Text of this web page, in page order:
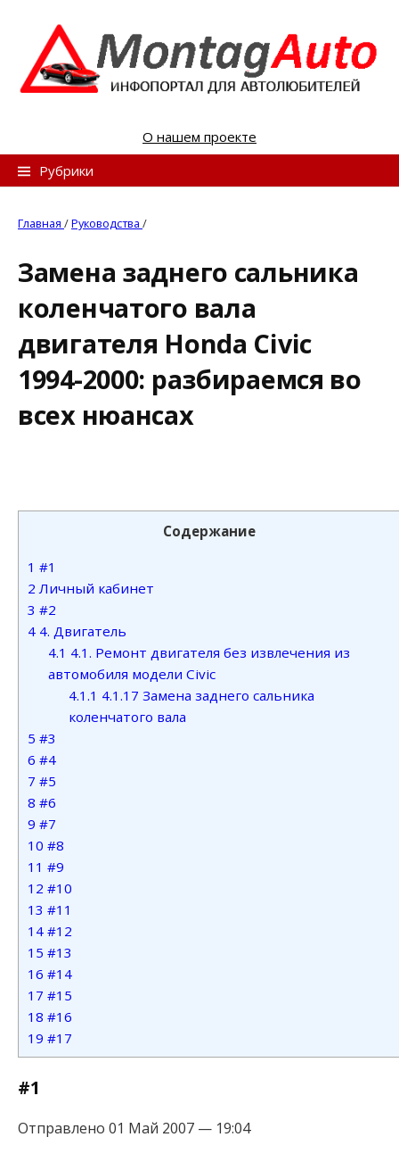
n
О нашем проекте
Рубрики
и
Главная /Руководства /
Замена заднего сальника
коленчатого вала
двигателя Honda Civic
1994-2000: разбираемся во
всех нюансах
Содержание
1 #1
2 Личный кабинет
3 #2
4 4. Двигатель
4.1 4.1. Ремонт двигателя без извлечения из
автомобиля модели Civic
4.1.1 4.1.17 Замена заднего сальника
коленчатого вала
5 #3
6 #4
7 #5
8 #6
9 #7
10 #8
11 #9
12 #10
13 #11
14 #12
15 #13
16 #14
17 #15
18 #16
19 #17
#1
Отправлено 01 Май 2007 — 19:04